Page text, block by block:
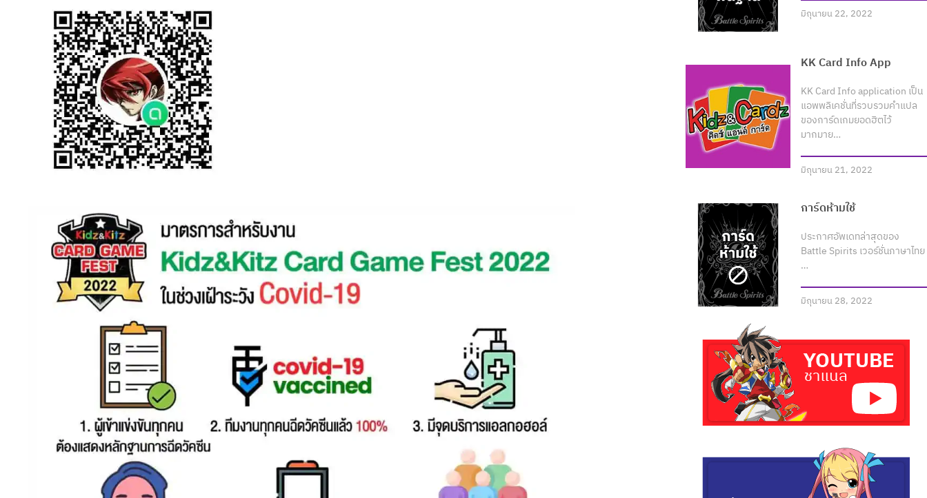
มิถุนายน 22, 2022
KK Card Info App
KK Card Info application เป็น
แอพพลิเคชั่นที่รวบรวมคำแปล
ของการ์ดเกมยอดฮิตไว้
มากมาย…
มิถุนายน 21, 2022
การ์ดห้ามใช้
ประกาศอัพเดทล่าสุดของ
Battle Spirits เวอร์ชั่นภาษาไทย
…
มิถุนายน 28, 2022